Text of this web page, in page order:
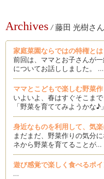
Archives / 藤田 光樹さ
家庭菜園ならではの特権とは
前回は、ママとお子さんが
についてお話ししました。 …
ママとこどもで楽しむ野菜
いよいよ、春はすぐそこま
「野菜を育ててみようかな
身近なものを利用して、気
まだまだ、野菜作りの気分
ネから野菜を育てることが…
遊び感覚で楽しく食べるポ
…